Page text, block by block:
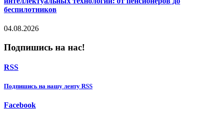
беспилотников
04.08.2026
Подпишись на нас!
RSS
Подпишиcь на нашу ленту RSS
Facebook